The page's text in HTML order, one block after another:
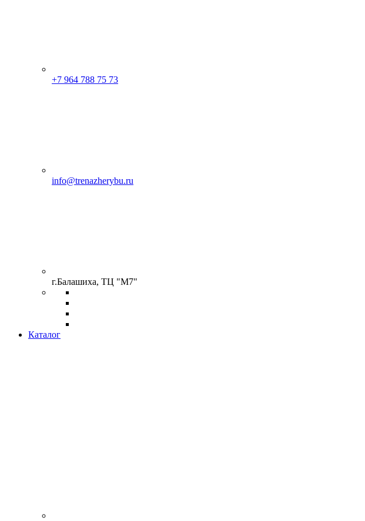
+7 964 788 75 73
info@trenazherybu.ru
г.Балашиха, ТЦ "М7"
Каталог